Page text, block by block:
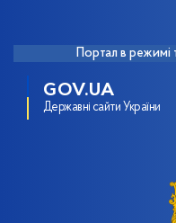
Портал в режимі
GOV.UA
Державні сайти України